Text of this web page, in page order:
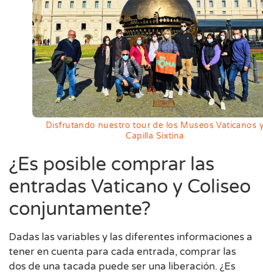
Disfrutando nuestro tour de los Museos Vaticanos
Capilla Sixtina
¿Es posible comprar las
entradas Vaticano y Coliseo
conjuntamente?
Dadas las variables y las diferentes informaciones a
tener en cuenta para cada entrada, comprar las
dos de una tacada puede ser una liberación. ¿Es